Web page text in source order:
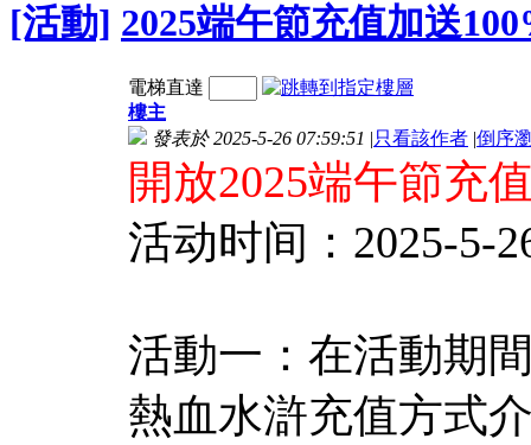
[活動] 2025端午節充值加送
電梯直達
樓主
發表於 2025-5-26 07:59:51 |只看該作者 |倒序
開放2025端午節充
活动时间：2025-5-
活動一：在活動期
熱血水滸充值方式